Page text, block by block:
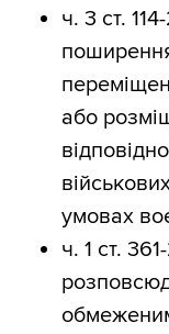
⁠ч. 3 ст.
або
умовах
⁠ч. 1 ст.